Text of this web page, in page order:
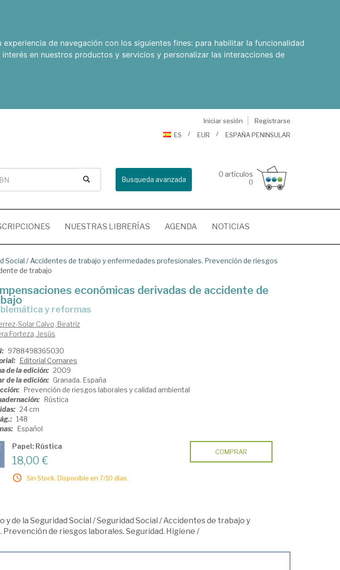
de navegación con los siguientes fines: para habilitar la funcionalidad
interés en nuestros productos y servicios y personalizar las interacciones de
Iniciar sesión
Registrarse
ES
EUR ESPAÑA PENINSULAR
Busqueda avanzada
0 artículos
0
NUESTRAS LIBRERÍAS AGENDA NOTICIAS
Social / Accidentes de trabajo y enfermedades profesionales. Prevención de riesgos
de trabajo
económicas derivadas de accidente de
y reformas
Solar Calvo, Beatriz
Forteza, Jesús
9788498365030
Editorial Comares
de la edición: 2009
de la edición: Granada. España
Prevención de riesgos laborales y calidad ambiental
Rústica
24 cm
148
Español
Papel: Rústica
18,00 €
Sin Stock. Disponible en 7/10 días.
COMPRAR
y de la Seguridad Social /Seguridad Social /Accidentes de trabajo y
de riesgos laborales. Seguridad. Higiene /